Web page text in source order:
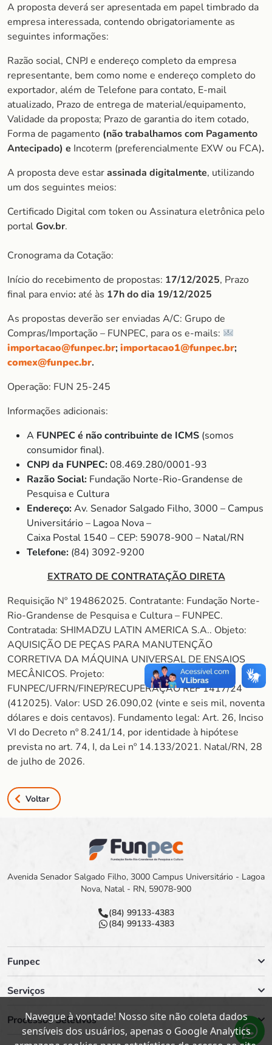
A proposta deverá ser apresentada em papel timbrado da
empresa interessada, contendo obrigatoriamente as
seguintes informações:
Razão social, CNPJ e endereço completo da empresa
representante, bem como nome e endereço completo do
exportador, além de Telefone para contato, E-mail
atualizado, Prazo de entrega de material/equipamento,
Validade da proposta; Prazo de garantia do item cotado,
Forma de pagamento (não trabalhamos com Pagamento
Antecipado) e Incoterm (preferencialmente EXW ou FCA).
A proposta deve estarassinada digitalmente, utilizando
um dos seguintes meios:
Certificado Digital com token ou Assinatura eletrônica pelo
portalGov.br.
Cronograma da Cotação:
Início do recebimento de propostas: 17/12/2025, Prazo
final para envio: até às 17h do dia 19/12/2025
As propostas deverão ser enviadas A/C: Grupo de
Compras/Importação – FUNPEC, para os e-mails:
importacao@funpec.br;importacao1@funpec.br;
comex@funpec.br.
Operação: FUN 25-245
Informações adicionais:
A FUNPEC é não contribuinte de ICMS (somos
consumidor final).
CNPJ da FUNPEC:08.469.280/0001-93
Razão Social: Fundação Norte-Rio-Grandense de
Pesquisa e Cultura
Endereço:Av. Senador Salgado Filho, 3000 – Campus
Universitário – Lagoa Nova –
Caixa Postal 1540 – CEP: 59078-900 – Natal/RN
Telefone: (84) 3092-9200
EXTRATO DE CONTRATAÇÃO DIRETA
Requisição Nº 194862025. Contratante: Fundação Norte-
Rio-Grandense de Pesquisa e Cultura – FUNPEC.
Contratada: SHIMADZU LATIN AMERICA S.A.. Objeto:
AQUISIÇÃO DE PEÇAS PARA MANUTENÇÃO
CORRETIVA DA MÁQUINA UNIVERSAL DE ENSAIOS
MECÂNICOS. Projeto:
FUNPEC/UFRN/FINEP/RECUPERAÇÃO REF 1417/24
(412025). Valor: USD 26.090,02 (vinte e seis mil, noventa
dólares e dois centavos). Fundamento legal: Art. 26, Inciso
VI do Decreto nº 8.241/14, por identidade à hipótese
prevista no art. 74, I, da Lei nº 14.133/2021. Natal/RN, 28
de julho de 2026.
Voltar
Avenida Senador Salgado Filho, 3000 Campus Universitário - Lagoa
Nova, Natal - RN, 59078-900
(84) 99133-4383
(84) 99133-4383
Funpec
Serviços
Processos Seletivos
Navegue à vontade! Nosso site não coleta dados
sensíveis dos usuários, apenas o Google Analytics